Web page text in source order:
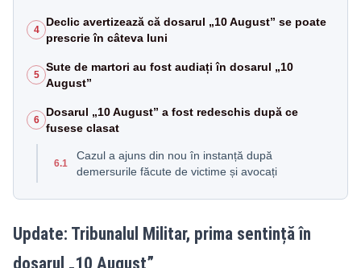
4
Declic avertizează că dosarul „10 August” se poate
prescrie în câteva luni
5
Sute de martori au fost audiați în dosarul „10
August”
6
Dosarul „10 August” a fost redeschis după ce
fusese clasat
6.1
Cazul a ajuns din nou în instanță după
demersurile făcute de victime și avocați
Update: Tribunalul Militar, prima sentință în
dosarul „10 August”